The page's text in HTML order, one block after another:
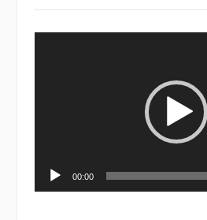
00:00